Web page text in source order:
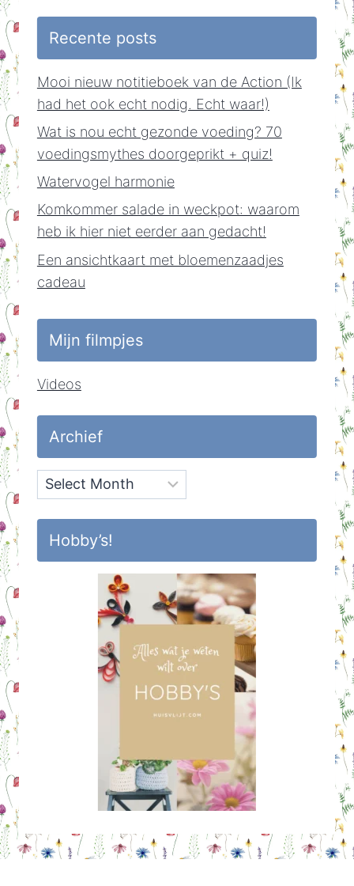
Recente posts
Mooi nieuw notitieboek van de Action (Ik
had het ook echt nodig. Echt waar!)
Wat is nou echt gezonde voeding? 70
voedingsmythes doorgeprikt + quiz!
Watervogel harmonie
Komkommer salade in weckpot: waarom
heb ik hier niet eerder aan gedacht!
Een ansichtkaart met bloemenzaadjes
cadeau
Mijn filmpjes
Videos
Archief
Archief
Hobby’s!